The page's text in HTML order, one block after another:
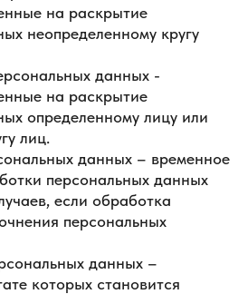
на раскрытие
неопределенному кругу
данных -
на раскрытие
определенному лицу или
лиц.
данных – временное
персональных данных
если обработка
персональных
данных –
которых становится